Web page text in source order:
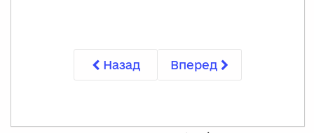
Назад Вперед